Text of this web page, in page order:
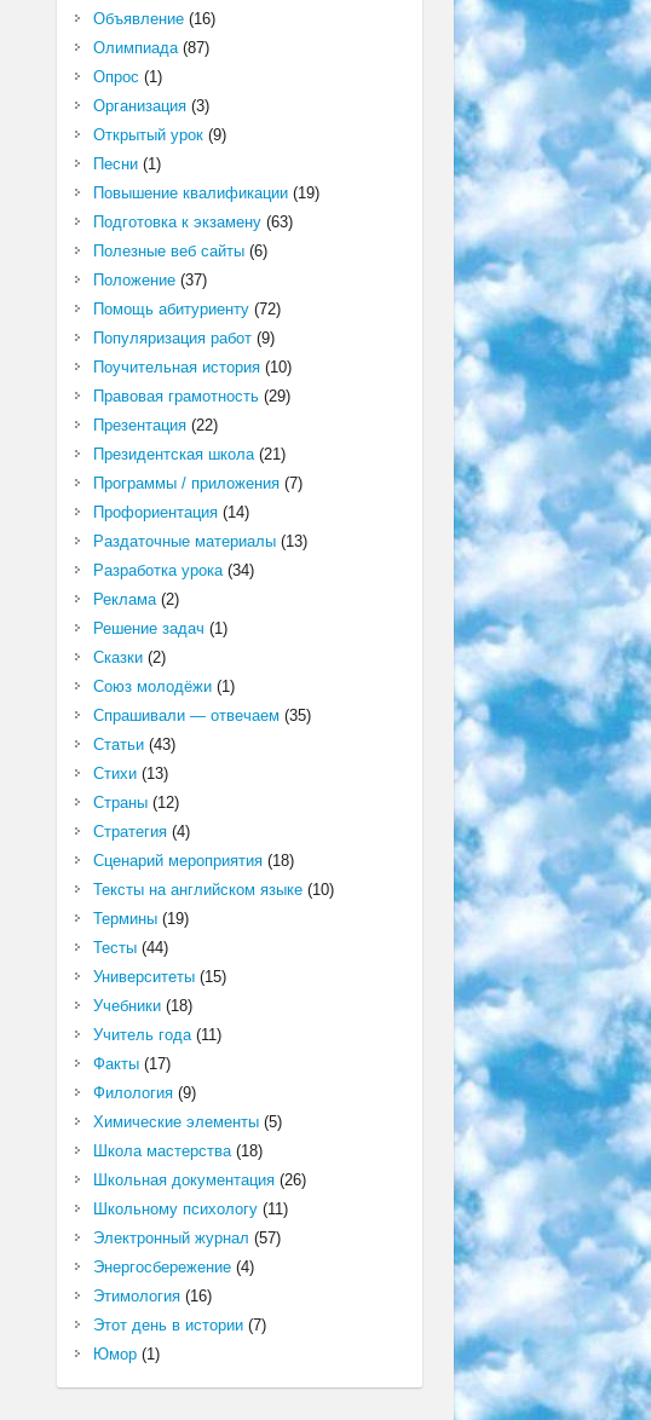
Объявление(16)
Олимпиада(87)
Опрос (1)
Организация(3)
Открытый урок(9)
Песни(1)
Повышение квалификации(19)
Подготовка к экзамену(63)
Полезные веб сайты(6)
Положение(37)
Помощь абитуриенту(72)
Популяризация работ(9)
Поучительная история(10)
Правовая грамотность(29)
Презентация(22)
Президентская школа(21)
Программы / приложения(7)
Профориентация(14)
Раздаточные материалы(13)
Разработка урока(34)
Реклама(2)
Решение задач (1)
Сказки(2)
Союз молодёжи(1)
Спрашивали — отвечаем (35)
Статьи(43)
Стихи(13)
Страны(12)
Стратегия(4)
Сценарий мероприятия(18)
Тексты на английском языке(10)
Термины(19)
Тесты(44)
Университеты(15)
Учебники(18)
Учитель года(11)
Факты(17)
Филология(9)
Химические элементы(5)
Школа мастерства(18)
Школьная документация(26)
Школьному психологу(11)
Электронный журнал (57)
Энергосбережение(4)
Этимология(16)
Этот день в истории(7)
Юмор(1)